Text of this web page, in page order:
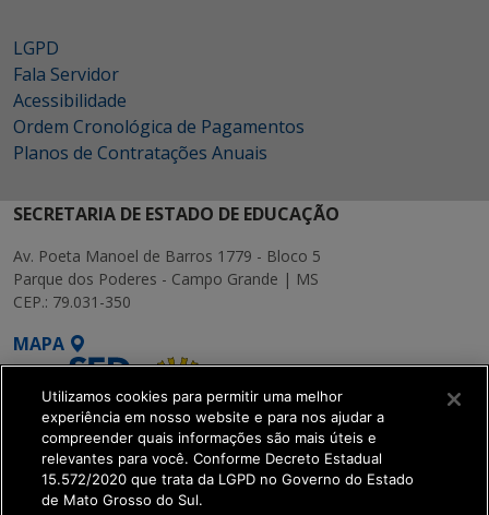
LGPD
Fala Servidor
Acessibilidade
Ordem Cronológica de Pagamentos
Planos de Contratações Anuais
SECRETARIA DE ESTADO DE EDUCAÇÃO
Av. Poeta Manoel de Barros 1779 - Bloco 5
Parque dos Poderes - Campo Grande | MS
CEP.: 79.031-350
MAPA
SETDIG | Secretaria-
Utilizamos cookies para permitir uma melhor
experiência em nosso website e para nos ajudar a
compreender quais informações são mais úteis e
relevantes para você. Conforme Decreto Estadual
15.572/2020 que trata da LGPD no Governo do Estado
de Mato Grosso do Sul.